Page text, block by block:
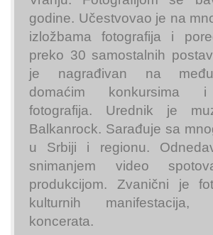
godine. Učestvovao je na
izložbama fotografija i
preko 30 samostalnih
je nagrađivan na
domaćim konkursima i
fotografija. Urednik je
Balkanrock. Sarađuje sa
u Srbiji i regionu.
snimanjem video
produkcijom. Zvanični je
kulturnih
koncerata.